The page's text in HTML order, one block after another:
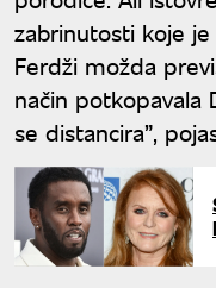
zabrinutosti koje
Ferdži možda
način potkopavala
se distancira”,